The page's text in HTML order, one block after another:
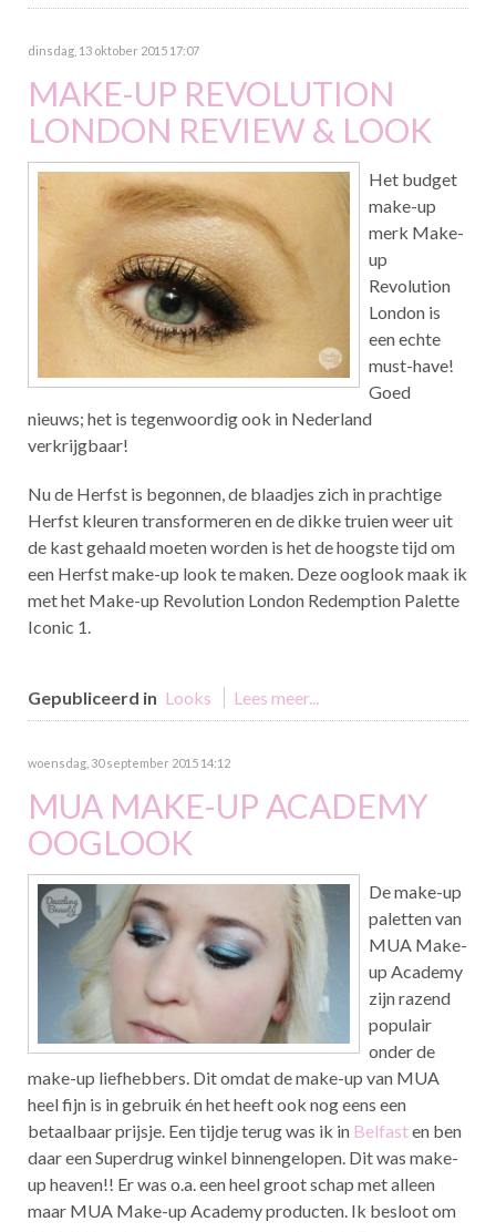
dinsdag, 13 oktober 2015 17:07
MAKE-UP REVOLUTION
LONDON REVIEW & LOOK
Het budget
make-up
merk Make-
up
Revolution
London is
een echte
must-have!
Goed
nieuws; het is tegenwoordig ook in Nederland
verkrijgbaar!
Nu de Herfst is begonnen, de blaadjes zich in prachtige
Herfst kleuren transformeren en de dikke truien weer uit
de kast gehaald moeten worden is het de hoogste tijd om
een Herfst make-up look te maken. Deze ooglook maak ik
met het Make-up Revolution London Redemption Palette
Iconic 1.
Gepubliceerd in Looks Lees meer...
woensdag, 30 september 2015 14:12
MUA MAKE-UP ACADEMY
OOGLOOK
De make-up
paletten van
MUA Make-
up Academy
zijn razend
populair
onder de
make-up liefhebbers. Dit omdat de make-up van MUA
heel fijn is in gebruik én het heeft ook nog eens een
betaalbaar prijsje. Een tijdje terug was ik in Belfasten ben
daar een Superdrug winkel binnengelopen. Dit was make-
up heaven!! Er was o.a. een heel groot schap met alleen
maar MUA Make-up Academy producten. Ik besloot om